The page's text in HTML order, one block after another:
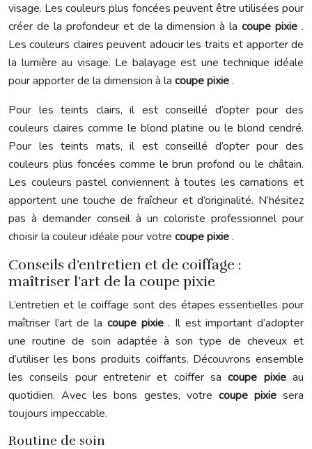
visage. Les couleurs plus foncées peuvent être utilisées pour
créer de la profondeur et de la dimension à lacoupe pixie.
Les couleurs claires peuvent adoucir les traits et apporter de
la lumière au visage. Le balayage est une technique idéale
pour apporter de la dimension à la coupe pixie.
Pour les teints clairs, il est conseillé d’opter pour des
couleurs claires comme le blond platine ou le blond cendré.
Pour les teints mats, il est conseillé d’opter pour des
couleurs plus foncées comme le brun profond ou le châtain.
Les couleurs pastel conviennent à toutes les carnations et
apportent une touche de fraîcheur et d’originalité. N’hésitez
pas à demander conseil à un coloriste professionnel pour
choisir la couleur idéale pour votre coupe pixie.
Conseils d’entretien et de coiffage :
maîtriser l’art de la coupe pixie
L’entretien et le coiffage sont des étapes essentielles pour
maîtriser l’art de la coupe pixie. Il est important d’adopter
une routine de soin adaptée à son type de cheveux et
d’utiliser les bons produits coiffants. Découvrons ensemble
les conseils pour entretenir et coiffer sacoupe pixieau
quotidien. Avec les bons gestes, votre coupe pixie sera
toujours impeccable.
Routine de soin